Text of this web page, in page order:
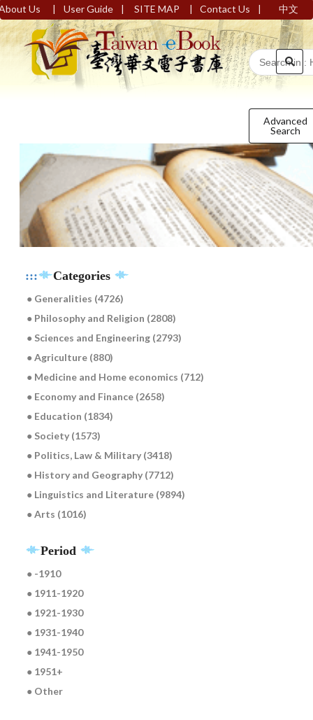
Us | User Guide | SITE MAP | Contact Us | 中文
Advanced
Search
::: Categories
● Generalities (4726)
● Philosophy and Religion (2808)
● Sciences and Engineering (2793)
● Agriculture (880)
● Medicine and Home economics (712)
● Economy and Finance (2658)
● Education (1834)
● Society (1573)
● Politics, Law & Military (3418)
● History and Geography (7712)
● Linguistics and Literature (9894)
● Arts (1016)
Period
● -1910
● 1911-1920
● 1921-1930
● 1931-1940
● 1941-1950
● 1951+
● Other